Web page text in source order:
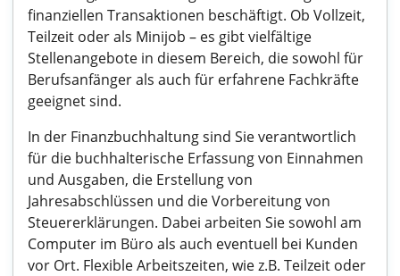
finanziellen Transaktionen beschäftigt. Ob Vollzeit,
Teilzeit oder als Minijob – es gibt vielfältige
Stellenangebote in diesem Bereich, die sowohl für
Berufsanfänger als auch für erfahrene Fachkräfte
geeignet sind.
In der Finanzbuchhaltung sind Sie verantwortlich
für die buchhalterische Erfassung von Einnahmen
und Ausgaben, die Erstellung von
Jahresabschlüssen und die Vorbereitung von
Steuererklärungen. Dabei arbeiten Sie sowohl am
Computer im Büro als auch eventuell bei Kunden
vor Ort. Flexible Arbeitszeiten, wie z.B. Teilzeit oder